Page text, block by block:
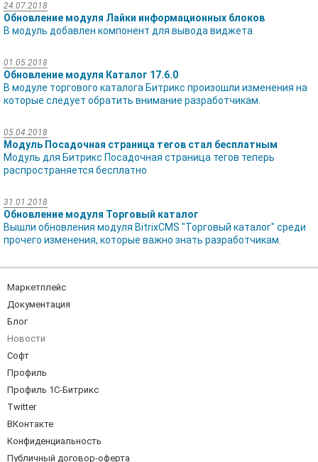
24.07.2018
Обновление модуля Лайки информационных блоков
В модуль добавлен компонент для вывода виджета
01.05.2018
Обновление модуля Каталог 17.6.0
В модуле торгового каталога Битрикс произошли изменения на
которые следует обратить внимание разработчикам.
05.04.2018
Модуль Посадочная страница тегов стал бесплатным
Модуль для Битрикс Посадочная страница тегов теперь
распространяется бесплатно
31.01.2018
Обновление модуля Торговый каталог
Вышли обновления модуля BitrixCMS "Торговый каталог" среди
прочего изменения, которые важно знать разработчикам.
Маркетплейс
Документация
Блог
Новости
Софт
Профиль
Профиль 1С-Битрикс
Twitter
ВКонтакте
Конфиденциальность
Публичный договор-оферта